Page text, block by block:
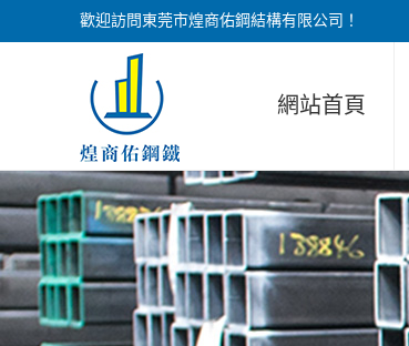
歡迎訪問東莞市煌商佑鋼結構有限公司！
網站首頁